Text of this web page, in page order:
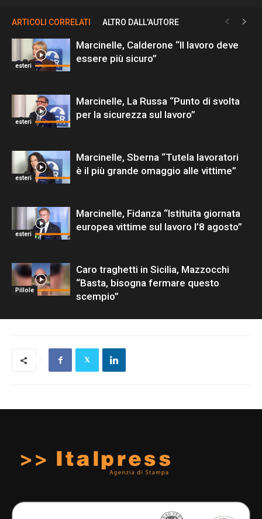
ARTICOLI CORRELATI ALTRO DALL'AUTORE
esteri
Marcinelle, Calderone “Il lavoro deve
essere più sicuro”
esteri
Marcinelle, La Russa “Punto di svolta
per la sicurezza sul lavoro”
esteri
Marcinelle, Sberna “Tutela lavoratori
è il più grande omaggio alle vittime”
esteri
Marcinelle, Fidanza “Istituita giornata
europea vittime sul lavoro l’8 agosto”
Pillole
Caro traghetti in Sicilia, Mazzocchi
“Basta, bisogna fermare questo
scempio”